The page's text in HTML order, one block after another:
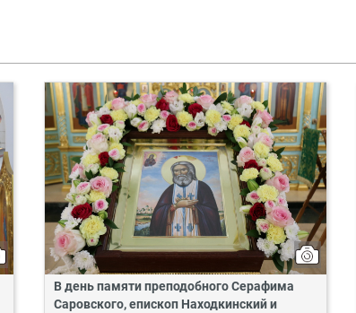
В день памяти преподобного Серафима
Саровского, епископ Находкинский и